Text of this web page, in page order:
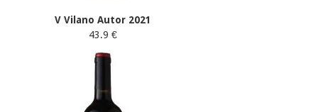
V Vilano Autor 2021
43.9 €